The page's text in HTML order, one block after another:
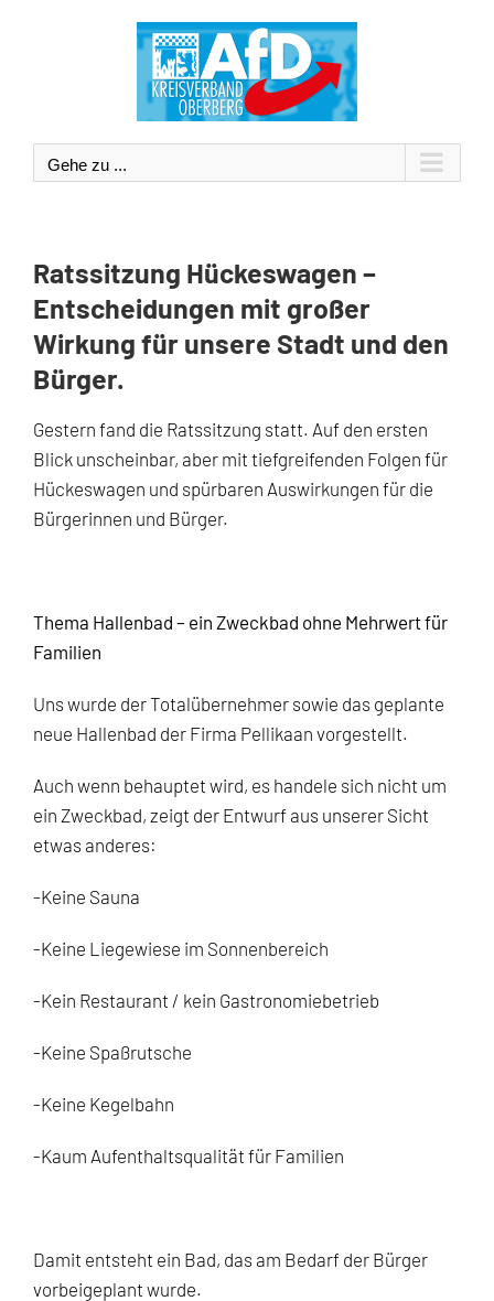
Gehe zu ...
Ratssitzung Hückeswagen –
Entscheidungen mit großer
Wirkung für unsere Stadt und den
Bürger.
Gestern fand die Ratssitzung statt. Auf den ersten
Blick unscheinbar, aber mit tiefgreifenden Folgen für
Hückeswagen und spürbaren Auswirkungen für die
Bürgerinnen und Bürger.
Thema Hallenbad – ein Zweckbad ohne Mehrwert für
Familien
Uns wurde der Totalübernehmer sowie das geplante
neue Hallenbad der Firma Pellikaan vorgestellt.
Auch wenn behauptet wird, es handele sich nicht um
ein Zweckbad, zeigt der Entwurf aus unserer Sicht
etwas anderes:
-Keine Sauna
-Keine Liegewiese im Sonnenbereich
-Kein Restaurant / kein Gastronomiebetrieb
-Keine Spaßrutsche
-Keine Kegelbahn
-Kaum Aufenthaltsqualität für Familien
Damit entsteht ein Bad, das am Bedarf der Bürger
vorbeigeplant wurde.